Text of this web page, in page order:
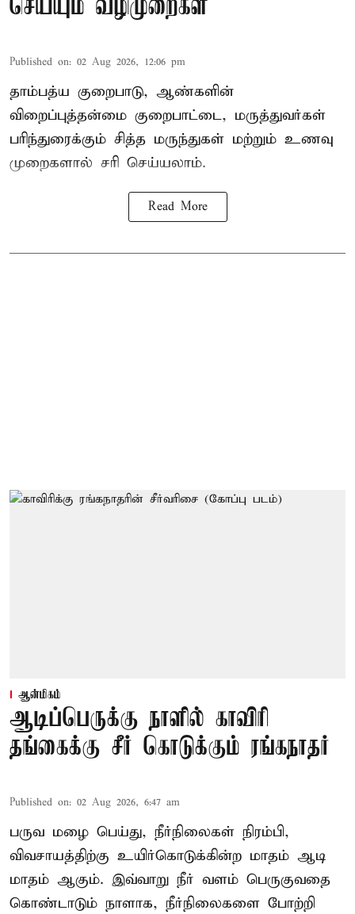
செய்யும் வழிமுறைகள்
Published on: 02 Aug 2026, 12:06 pm
தாம்பத்ய குறைபாடு, ஆண்களின்
விறைப்புத்தன்மை குறைபாட்டை, மருத்துவர்கள்
பரிந்துரைக்கும் சித்த மருந்துகள் மற்றும் உணவு
முறைகளால் சரி செய்யலாம்.
Read More
ஆன்மிகம்
ஆடிப்பெருக்கு நாளில் காவிரி
தங்கைக்கு சீர் கொடுக்கும் ரங்கநாதர்
Published on: 02 Aug 2026, 6:47 am
பருவ மழை பெய்து, நீர்நிலைகள் நிரம்பி,
விவசாயத்திற்கு உயிர்கொடுக்கின்ற மாதம் ஆடி
மாதம் ஆகும். இவ்வாறு நீர் வளம் பெருகுவதை
கொண்டாடும் நாளாக, நீர்நிலைகளை போற்றி